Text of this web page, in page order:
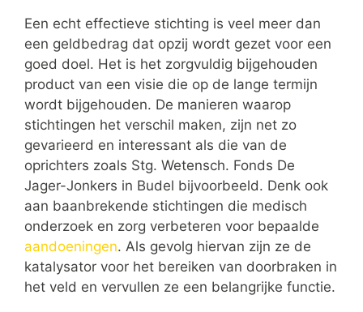
Een echt effectieve stichting is veel meer dan
een geldbedrag dat opzij wordt gezet voor een
goed doel. Het is het zorgvuldig bijgehouden
product van een visie die op de lange termijn
wordt bijgehouden. De manieren waarop
stichtingen het verschil maken, zijn net zo
gevarieerd en interessant als die van de
oprichters zoals Stg. Wetensch. Fonds De
Jager-Jonkers in Budel bijvoorbeeld. Denk ook
aan baanbrekende stichtingen die medisch
onderzoek en zorg verbeteren voor bepaalde
aandoeningen. Als gevolg hiervan zijn ze de
katalysator voor het bereiken van doorbraken in
het veld en vervullen ze een belangrijke functie.